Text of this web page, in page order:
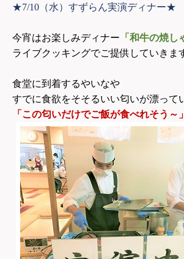
★7/10（水）すずらん実演ディナー★
今宵はお楽しみディナー 「和牛の焼し
ライブクッキングでご提供していきま
食堂に到着するやいなや
すでに食欲をそそるいい匂いが漂って
「この匂いだけでご飯が食べれそう～」